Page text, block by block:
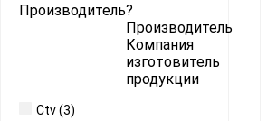
Производитель?
Производитель
Компания
изготовитель
продукции
Ctv(3)